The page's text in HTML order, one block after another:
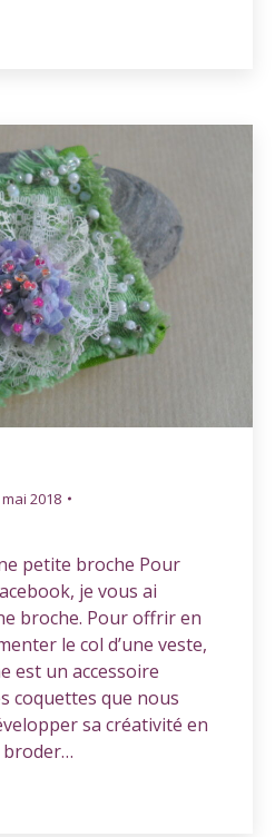
2018
petite broche Pour
je vous ai
broche. Pour offrir en
le col d’une veste,
est un accessoire
coquettes que nous
sa créativité en
broder…